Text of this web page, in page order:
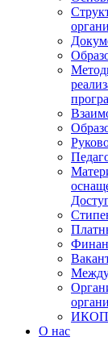
ИКОП
О нас